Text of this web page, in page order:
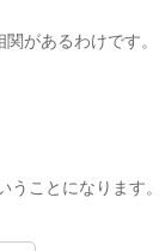
があるわけです。
ことになります。